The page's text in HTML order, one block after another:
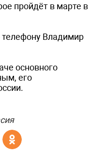
пройдёт в марте в
телефону Владимир
основного
его